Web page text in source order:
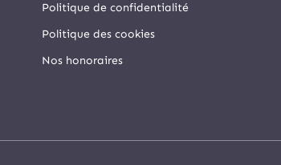
Politique de confidentialité
Politique des cookies
Nos honoraires